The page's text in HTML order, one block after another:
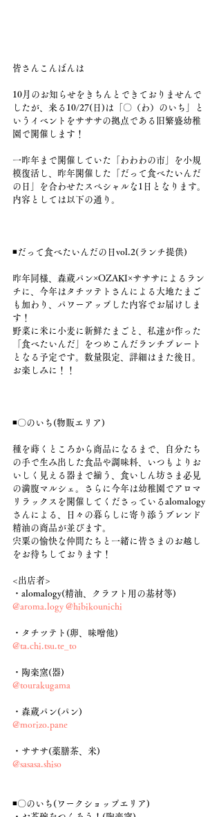
皆さんこんばんは
10月のお知らせをきちんとできておりませんで
したが、来る10/27(日)は「〇（わ）のいち」と
いうイベントをサササの拠点である旧繁盛幼稚
園で開催します！
一昨年まで開催していた「わわわの市」を小規
模復活し、昨年開催した「だって食べたいんだ
の日」を合わせたスペシャルな1日となります。
内容としては以下の通り。
◾️だって食べたいんだの日vol.2(ランチ提供)
昨年同様、森蔵パン×OZAKI×サササによるラン
チに、今年はタチツテトさんによる大地たまご
も加わり、パワーアップした内容でお届けしま
す！
野菜に米に小麦に新鮮たまごと、私達が作った
「食べたいんだ」をつめこんだランチプレート
となる予定です。数量限定、詳細はまた後日。
お楽しみに！！
◾️〇のいち(物販エリア)
種を蒔くところから商品になるまで、自分たち
の手で生み出した食品や調味料、いつもよりお
いしく見える器まで揃う、食いしん坊さま必見
の満腹マルシェ。さらに今年は幼稚園でアロマ
リラックスを開催してくださっているalomalogy
さんによる、日々の暮らしに寄り添うブレンド
精油の商品が並びます。
宍粟の愉快な仲間たちと一緒に皆さまのお越し
をお待ちしております！
<出店者>
・alomalogy(精油、クラフト用の基材等)
@aroma.logy @hibikounichi
・タチツテト(卵、味噌他)
@ta.chi.tsu.te_to
・陶楽窯(器)
@tourakugama
・森蔵パン(パン)
@morizo.pane
・サササ(薬膳茶、米)
@sasasa.shiso
◾️〇のいち(ワークショップエリア)